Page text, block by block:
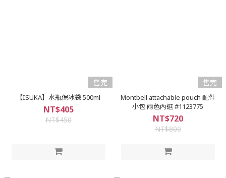
售完
【ISUKA】水瓶保冰袋 500ml
NT$405
NT$450
售完
Montbell attachable pouch 配件
小包 兩色內選 #1123775
NT$720
NT$800